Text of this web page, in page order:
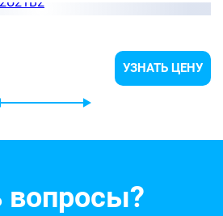
УЗНАТЬ ЦЕНУ
вопросы?